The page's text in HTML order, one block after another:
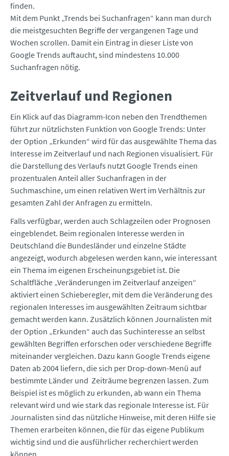
finden.
Mit dem Punkt „Trends bei Suchanfragen“ kann man durch
die meistgesuchten Begriffe der vergangenen Tage und
Wochen scrollen. Damit ein Eintrag in dieser Liste von
Google Trends auftaucht, sind mindestens 10.000
Suchanfragen nötig.
Zeitverlauf und Regionen
Ein Klick auf das Diagramm-Icon neben den Trendthemen
führt zur nützlichsten Funktion von Google Trends: Unter
der Option „Erkunden“ wird für das ausgewählte Thema das
Interesse im Zeitverlauf und nach Regionen visualisiert. Für
die Darstellung des Verlaufs nutzt Google Trends einen
prozentualen Anteil aller Suchanfragen in der
Suchmaschine, um einen relativen Wert im Verhältnis zur
gesamten Zahl der Anfragen zu ermitteln.
Falls verfügbar, werden auch Schlagzeilen oder Prognosen
eingeblendet. Beim regionalen Interesse werden in
Deutschland die Bundesländer und einzelne Städte
angezeigt, wodurch abgelesen werden kann, wie interessant
ein Thema im eigenen Erscheinungsgebiet ist. Die
Schaltfläche „Veränderungen im Zeitverlauf anzeigen“
aktiviert einen Schieberegler, mit dem die Veränderung des
regionalen Interesses im ausgewählten Zeitraum sichtbar
gemacht werden kann. Zusätzlich können Journalisten mit
der Option „Erkunden“ auch das Suchinteresse an selbst
gewählten Begriffen erforschen oder verschiedene Begriffe
miteinander vergleichen. Dazu kann Google Trends eigene
Daten ab 2004 liefern, die sich per Drop-down-Menü auf
bestimmte Länder und Zeiträume begrenzen lassen. Zum
Beispiel ist es möglich zu erkunden, ab wann ein Thema
relevant wird und wie stark das regionale Interesse ist. Für
Journalisten sind das nützliche Hinweise, mit deren Hilfe sie
Themen erarbeiten können, die für das eigene Publikum
wichtig sind und die ausführlicher recherchiert werden